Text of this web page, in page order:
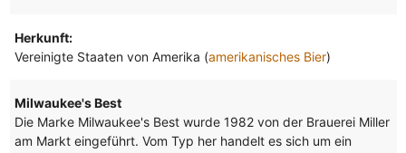
Herkunft:
Vereinigte Staaten von Amerika (amerikanisches Bier)
Milwaukee's Best
Die Marke Milwaukee's Best wurde 1982 von der Brauerei Miller
am Markt eingeführt. Vom Typ her handelt es sich um ein